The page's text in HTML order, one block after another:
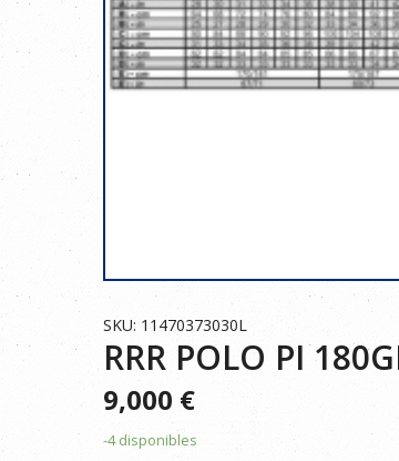
SKU: 11470373030L
RRR POLO PI
9,000 €
-4 disponibles